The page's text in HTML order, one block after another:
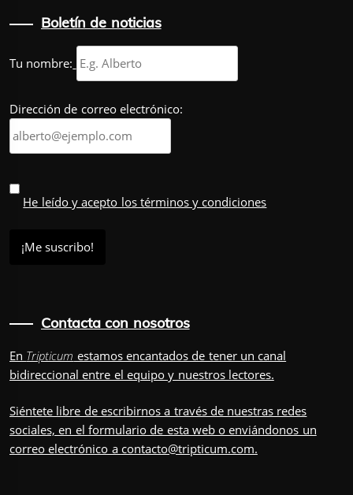
Boletín de noticias
Tu nombre:
Dirección de correo electrónico:
He leído y acepto los términos y condiciones
Contacta con nosotros
En Tripticum estamos encantados de tener un canal
bidireccional entre el equipo y nuestros lectores.
Siéntete libre de escribirnos a través de nuestras redes
sociales, en el formulariode esta web o enviándonos un
correo electrónico a contacto@tripticum.com.